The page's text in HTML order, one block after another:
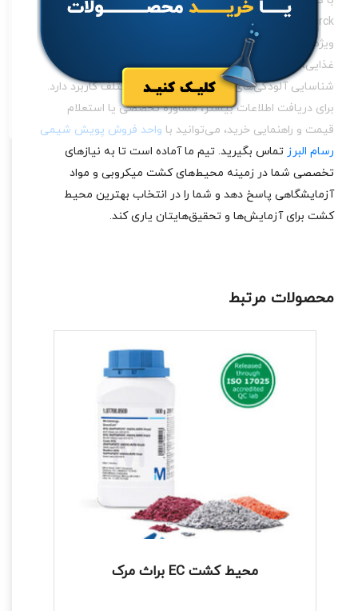
Merck آلمان به شما عرضه می‌کنیم. این محیط کشت به‌طور
ویژه برای استفاده در آزمایشگاه‌ها، مراکز تحقیقاتی، صنایع
غذایی، آرایشی و دارویی مناسب است و به‌طور ویژه برای
شناسایی آلودگی‌های قارچی در محصولات مختلف کاربرد دارد.
برای دریافت اطلاعات بیشتر، مشاوره تخصصی یا استعلام
قیمت و راهنمایی خرید، می‌توانید با واحد فروش پویش شیمی
رسام البرز تماس بگیرید. تیم ما آماده است تا به نیازهای
تخصصی شما در زمینه محیط‌های کشت میکروبی و مواد
آزمایشگاهی پاسخ دهد و شما را در انتخاب بهترین محیط
کشت برای آزمایش‌ها و تحقیق‌هایتان یاری کند.
محصولات مرتبط
محیط کشت EC براث مرک